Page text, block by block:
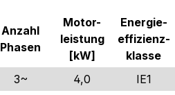
Anzahl
Phasen
Motor-
leistung
[kW]
Energie-
effizienz-
klasse
3~ 4,0 IE1